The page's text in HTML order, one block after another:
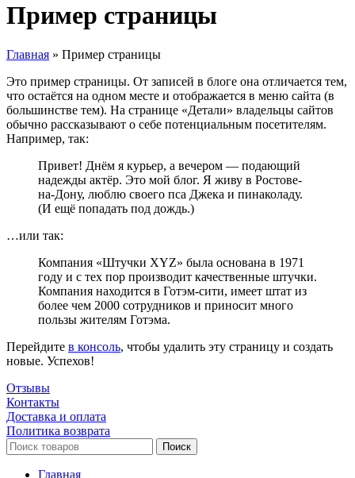
Пример страницы
Главная » Пример страницы
Это пример страницы. От записей в блоге она отличается тем,
что остаётся на одном месте и отображается в меню сайта (в
большинстве тем). На странице «Детали» владельцы сайтов
обычно рассказывают о себе потенциальным посетителям.
Например, так:
Привет! Днём я курьер, а вечером — подающий
надежды актёр. Это мой блог. Я живу в Ростове-
на-Дону, люблю своего пса Джека и пинаколаду.
(И ещё попадать под дождь.)
…или так:
Компания «Штучки XYZ» была основана в 1971
году и с тех пор производит качественные штучки.
Компания находится в Готэм-сити, имеет штат из
более чем 2000 сотрудников и приносит много
пользы жителям Готэма.
Перейдите в консоль, чтобы удалить эту страницу и создать
новые. Успехов!
Отзывы
Контакты
Доставка и оплата
Политика возврата
Поиск
Главная